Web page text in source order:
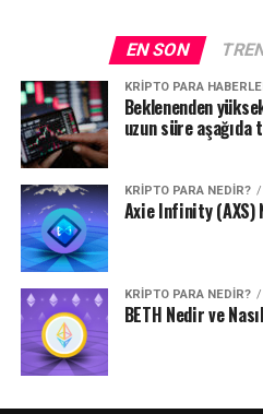
EN SON
KRIPTO PARA
Beklenenden
uzun süre aşağıda
KRIPTO PARA NEDIR?
Axie Infinity (AXS)
KRIPTO PARA NEDIR?
BETH Nedir ve